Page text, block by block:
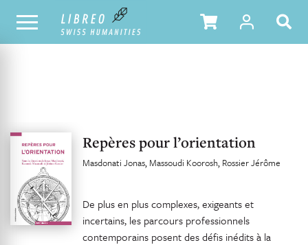
UNSER KATALOG INHALTSVERZEICHNIS
Repères pour l’orientation
Masdonati Jonas Massoudi Koorosh Rossier Jérôme
De plus en plus complexes, exigeants et
incertains, les parcours professionnels
contemporains posent des défis inédits à la